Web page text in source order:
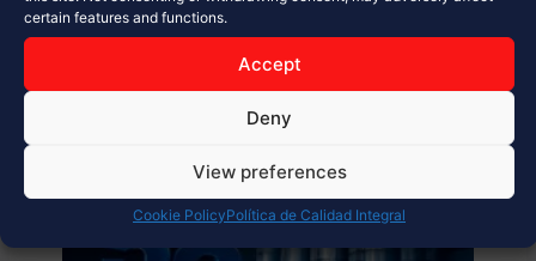
certain features and functions.
Accept
Deny
View preferences
Cookie PolicyPolítica de Calidad Integral